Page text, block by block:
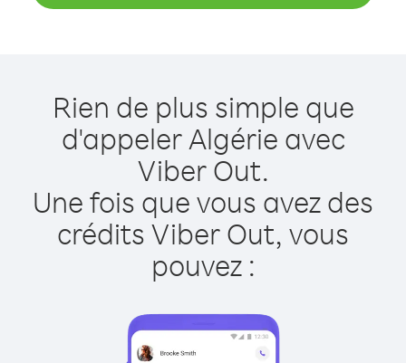
Rien de plus simple que
d'appeler Algérie avec
Viber Out.
Une fois que vous avez des
crédits Viber Out, vous
pouvez :